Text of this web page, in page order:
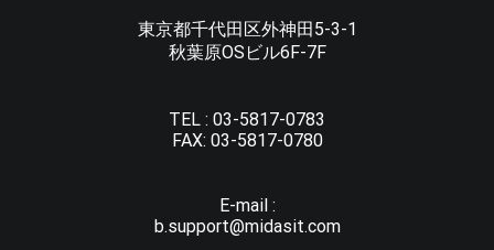
東京都千代田区外神田5-3-1
秋葉原OSビル6F-7F
TEL : 03-5817-0783
FAX: 03-5817-0780
E-mail :
b.support@midasit.com